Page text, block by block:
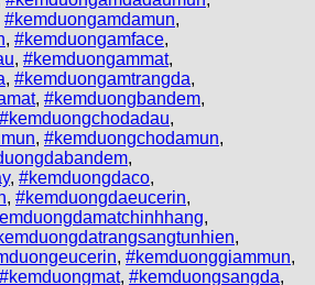
#kemduongamdamun,
, #kemduongamface,
, #kemduongammat,
, #kemduongamtrangda,
, #kemduongbandem,
#kemduongchodadau,
, #kemduongchodamun,
,
, #kemduongdaco,
, #kemduongdaeucerin,
,
,
, #kemduonggiammun,
#kemduongmat, #kemduongsangda,